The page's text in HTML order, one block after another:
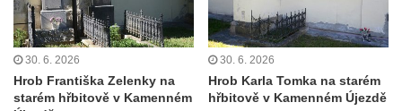
Kříž na Strážném vrchu v Rumburku
Kříž poblíž Ovčího mostu u Tisové
Kříž u kaple svatých Cyrila a Metoděje v
Kunraticích u Šluknova
30. 6. 2026
Hrob Františka Zelenky na
starém hřbitově v Kamenném
30. 6. 2026
Hrob Karla Tomka na starém
hřbitově v Kamenném Újezdě